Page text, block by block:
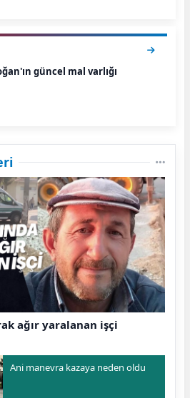
güncel mal varlığı
ağır yaralanan işçi
Ani manevra kazaya neden oldu